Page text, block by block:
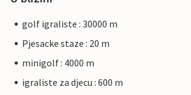
golf igraliste : 30000 m
Pjesacke staze : 20 m
minigolf : 4000 m
igraliste za djecu : 600 m